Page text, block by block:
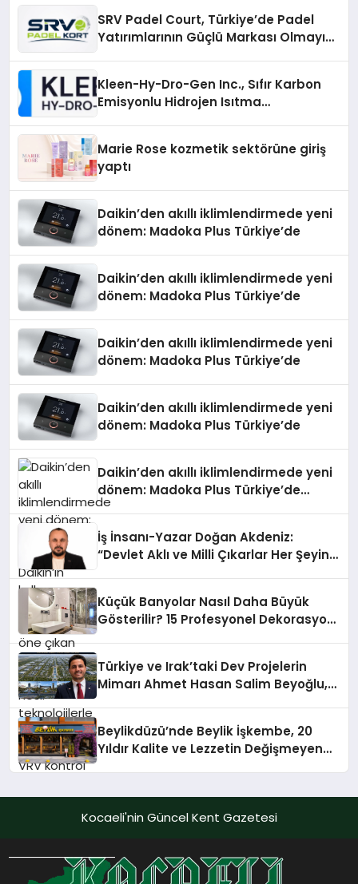
SRV Padel Court, Türkiye’de Padel
Yatırımlarının Güçlü Markası Olmayı
Kleen-Hy-Dro-Gen Inc., Sıfır Karbon
Emisyonlu Hidrojen Isıtma
Marie Rose kozmetik sektörüne giriş
yaptı
Daikin’den akıllı iklimlendirmede yeni
dönem: Madoka Plus Türkiye’de
Daikin’den akıllı iklimlendirmede yeni
dönem: Madoka Plus Türkiye’de
Daikin’den akıllı iklimlendirmede yeni
dönem: Madoka Plus Türkiye’de
Daikin’den akıllı iklimlendirmede yeni
dönem: Madoka Plus Türkiye’de
Daikin’den akıllı iklimlendirmede yeni
dönem: Madoka Plus Türkiye’de
Daikin’in kullanıcı dostu tasarımıyla
teknolojilerle donatılmış son modeli
VRV kontrol ünitesi Madoka Plus
Türkiye’de satışa sunuldu. Tam
dokunmatik ekranı, mobil uygulama
desteği ve akıllı sensör entegrasyonu
sayesinde iklimlendirme sistemlerinin
yönetimini daha kolay, konforlu ve
verimli hale getiriyor. Enerji
verimliliğini artırırken modern yaşam
İş İnsanı-Yazar Doğan Akdeniz:
“Devlet Aklı ve Milli Çıkarlar Her Şeyin
Küçük Banyolar Nasıl Daha Büyük
Gösterilir? 15 Profesyonel Dekorasyon
Türkiye ve Irak’taki Dev Projelerin
Mimarı Ahmet Hasan Salim Beyoğlu,
Hayata Geçirecek
Beylikdüzü’nde Beylik İşkembe, 20
Yıldır Kalite ve Lezzetin Değişmeyen
Kocaeli'nin Güncel Kent Gazetesi